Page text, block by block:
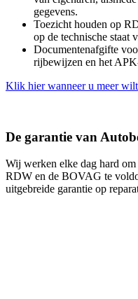
gegevens.
Toezicht houden op
op de technische staat
Documentenafgifte
rijbewijzen en het
Klik hier wanneer u meer
De garantie van
Wij werken elke dag hard
RDW en de BOVAG te
uitgebreide garantie op